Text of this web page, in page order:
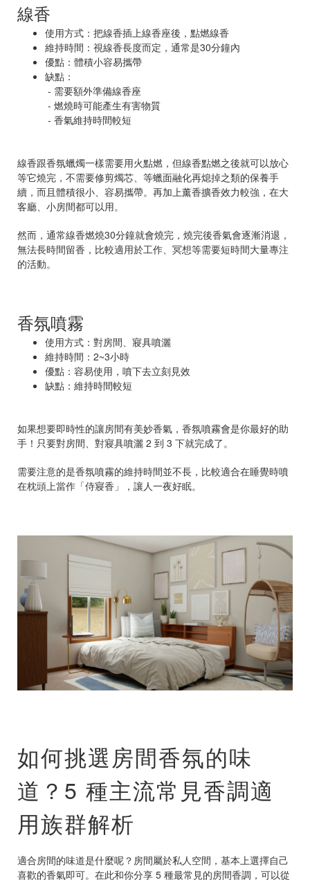
線香
使用方式：把線香插上線香座後，點燃線香
維持時間：視線香長度而定，通常是30分鐘內
優點：體積小容易攜帶
缺點：
- 需要額外準備線香座
- 燃燒時可能產生有害物質
- 香氣維持時間較短
線香跟香氛蠟燭一樣需要用火點燃，但線香點燃之後就可以放心
等它燒完，不需要修剪燭芯、等蠟面融化再熄掉之類的保養手
續，而且體積很小、容易攜帶。再加上薰香擴香效力較強，在大
客廳、小房間都可以用。
然而，通常線香燃燒30分鐘就會燒完，燒完後香氣會逐漸消退，
無法長時間留香，比較適用於工作、冥想等需要短時間大量專注
的活動。
香氛噴霧
使用方式：對房間、寢具噴灑
維持時間：2~3小時
優點：容易使用，噴下去立刻見效
缺點：維持時間較短
如果想要即時性的讓房間有美妙香氣，香氛噴霧會是你最好的助
手！只要對房間、對寢具噴灑 2 到 3 下就完成了。
需要注意的是香氛噴霧的維持時間並不長，比較適合在睡覺時噴
在枕頭上當作「侍寢香」，讓人一夜好眠。
如何挑選房間香氛的味
道？5 種主流常見香調適
用族群解析
適合房間的味道是什麼呢？房間屬於私人空間，基本上選擇自己
喜歡的香氣即可。在此和你分享 5 種最常見的房間香調，可以從